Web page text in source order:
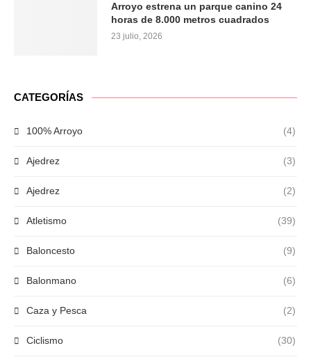
Arroyo estrena un parque canino 24
horas de 8.000 metros cuadrados
23 julio, 2026
CATEGORÍAS
100% Arroyo (4)
Ajedrez (3)
Ajedrez (2)
Atletismo (39)
Baloncesto (9)
Balonmano (6)
Caza y Pesca (2)
Ciclismo (30)